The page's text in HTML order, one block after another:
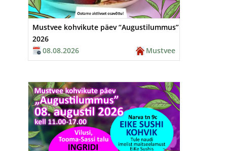
Mustvee kohvikute päev “Augustilummus”
2026
08.08.2026
Mustvee